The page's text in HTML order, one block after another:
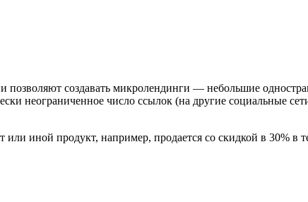
создавать микролендинги — небольшие
неограниченное число ссылок (на другие социальные
иной продукт, например, продается со скидкой в 30% в